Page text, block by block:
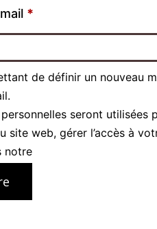
*
de définir un nouveau
seront utilisées
site web, gérer l’accès à
notre